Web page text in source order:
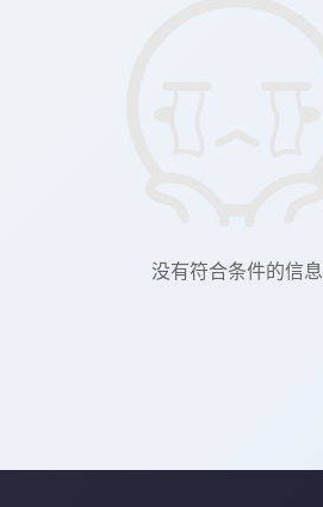
没有符合条件的信息